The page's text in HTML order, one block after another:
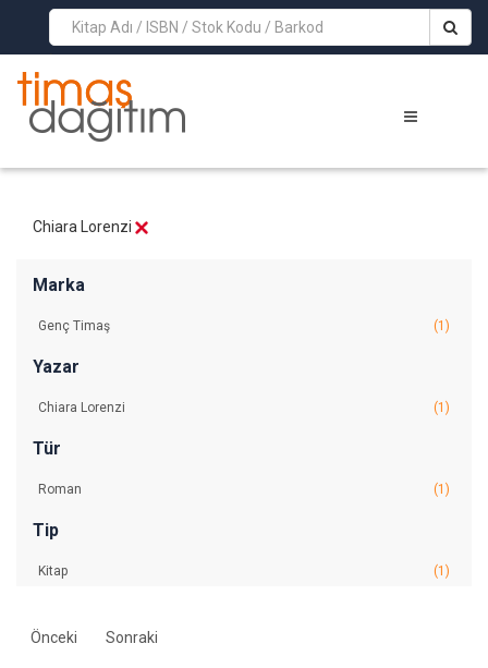
>
Chiara Lorenzi
Marka
Genç Timaş (1)
Yazar
Chiara Lorenzi (1)
Tür
Roman (1)
Tip
Kitap (1)
Önceki Sonraki